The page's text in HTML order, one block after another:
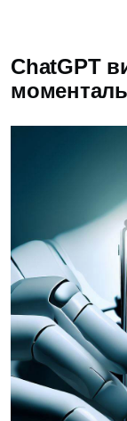
ChatGPT